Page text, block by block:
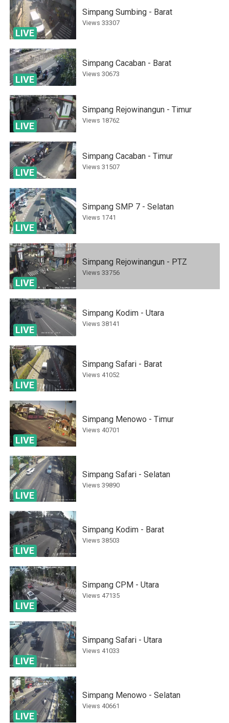
LIVE
Simpang Sumbing - Barat
Views 33307
LIVE
Simpang Cacaban - Barat
Views 30673
LIVE
Simpang Rejowinangun - Timur
Views 18762
LIVE
Simpang Cacaban - Timur
Views 31507
LIVE
Simpang SMP 7 - Selatan
Views 1741
LIVE
Simpang Rejowinangun - PTZ
Views 33756
LIVE
Simpang Kodim - Utara
Views 38141
LIVE
Simpang Safari - Barat
Views 41052
LIVE
Simpang Menowo - Timur
Views 40701
LIVE
Simpang Safari - Selatan
Views 39890
LIVE
Simpang Kodim - Barat
Views 38503
LIVE
Simpang CPM - Utara
Views 47135
LIVE
Simpang Safari - Utara
Views 41033
LIVE
Simpang Menowo - Selatan
Views 40661